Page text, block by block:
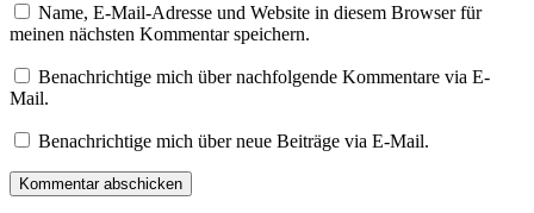
Name, E-Mail-Adresse und Website in diesem Browser für
meinen nächsten Kommentar speichern.
Benachrichtige mich über nachfolgende Kommentare via E-
Mail.
Benachrichtige mich über neue Beiträge via E-Mail.